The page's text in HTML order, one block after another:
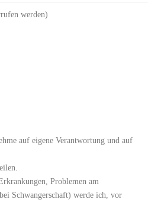
werden)
auf eigene Verantwortung und auf
Problemen am
Schwangerschaft) werde ich, vor